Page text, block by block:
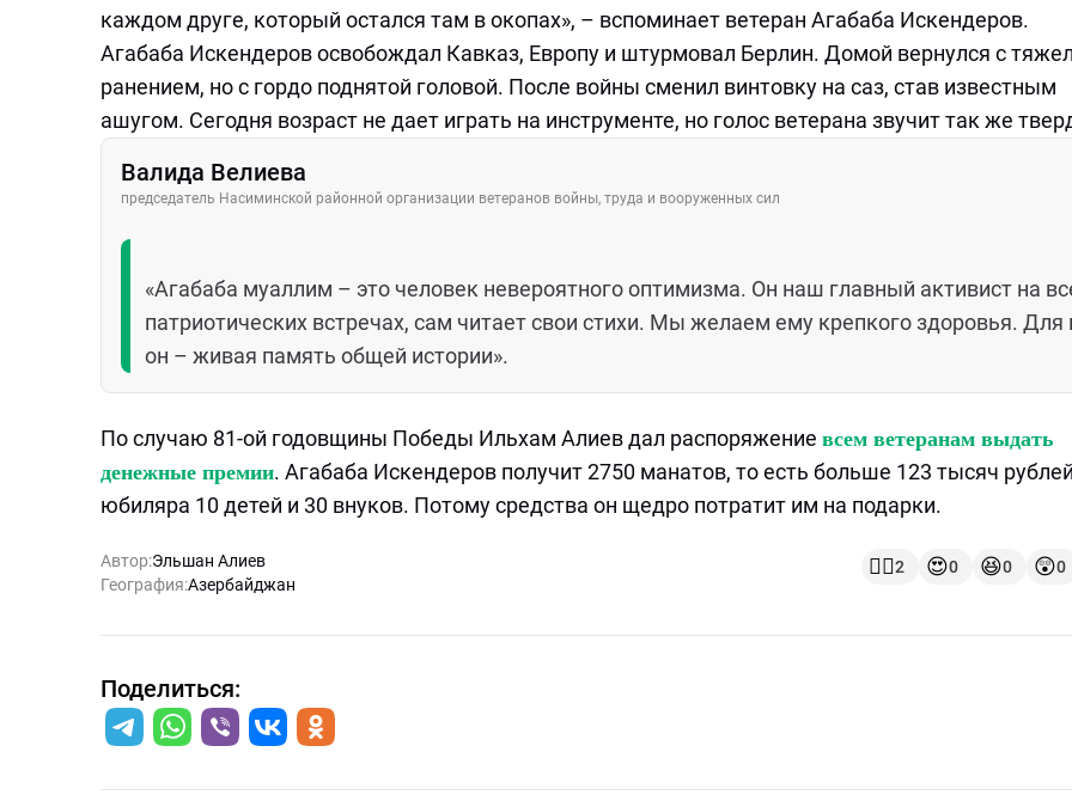
каждом друге, который остался там в окопах», – вспоминает ветеран Агабаба Искендеров.
Агабаба Искендеров освобождал Кавказ, Европу и штурмовал Берлин. Домой вернулся с
ранением, но с гордо поднятой головой. После войны сменил винтовку на саз, став известным
ашугом. Сегодня возраст не дает играть на инструменте, но голос ветерана звучит так же
Валида Велиева
председатель Насиминской районной организации ветеранов войны, труда и вооруженных сил
«Агабаба муаллим – это человек невероятного оптимизма. Он наш главный активист на
патриотических встречах, сам читает свои стихи. Мы желаем ему крепкого здоровья. Для
он – живая память общей истории».
По случаю 81-ой годовщины Победы Ильхам Алиев дал распоряжение всем ветеранам выдать
денежные премии. Агабаба Искендеров получит 2750 манатов, то есть больше 123 тысяч
юбиляра 10 детей и 30 внуков. Потому средства он щедро потратит им на подарки.
Автор:Эльшан Алиев
География:Азербайджан
👍🏻2 😍0 😆0 😲0
Поделиться: